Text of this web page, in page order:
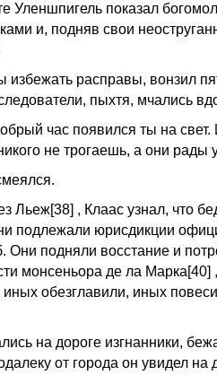
Уленшпигель показал
и, подняв свои
избежать расправы, вонзил
пыхтя, мчались
час появился ты на свет.
не трогаешь, а они рады
Льеж[38] , Клаас узнал, что
подлежали юрисдикции
Они подняли восстание и
монсеньора де ла Марка[40]
иных обезглавили, иных
на дороге изгнанники,
от города он увидел на